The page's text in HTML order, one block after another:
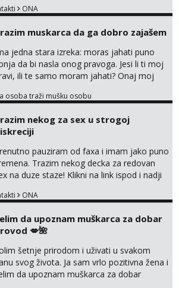
ONA
muskarca da ga dobro zajašem
jedna stara izreka: moras jahati puno
da bi nasla onog pravoga. Jesi li ti moj
ili te samo moram jahati? Onaj moj
sexdater link i javi mi se tamo....
osoba traži mušku osobu
nekog za sex u strogoj
pauziram od faxa i imam jako puno
Trazim nekog decka za redovan
na duze staze! Klikni na link ispod i nadji
ONA
da upoznam muškarca za dobar
💋🌺
šetnje prirodom i uživati u svakom
svog života. Ja sam vrlo pozitivna žena i
da upoznam muškarca za dobar